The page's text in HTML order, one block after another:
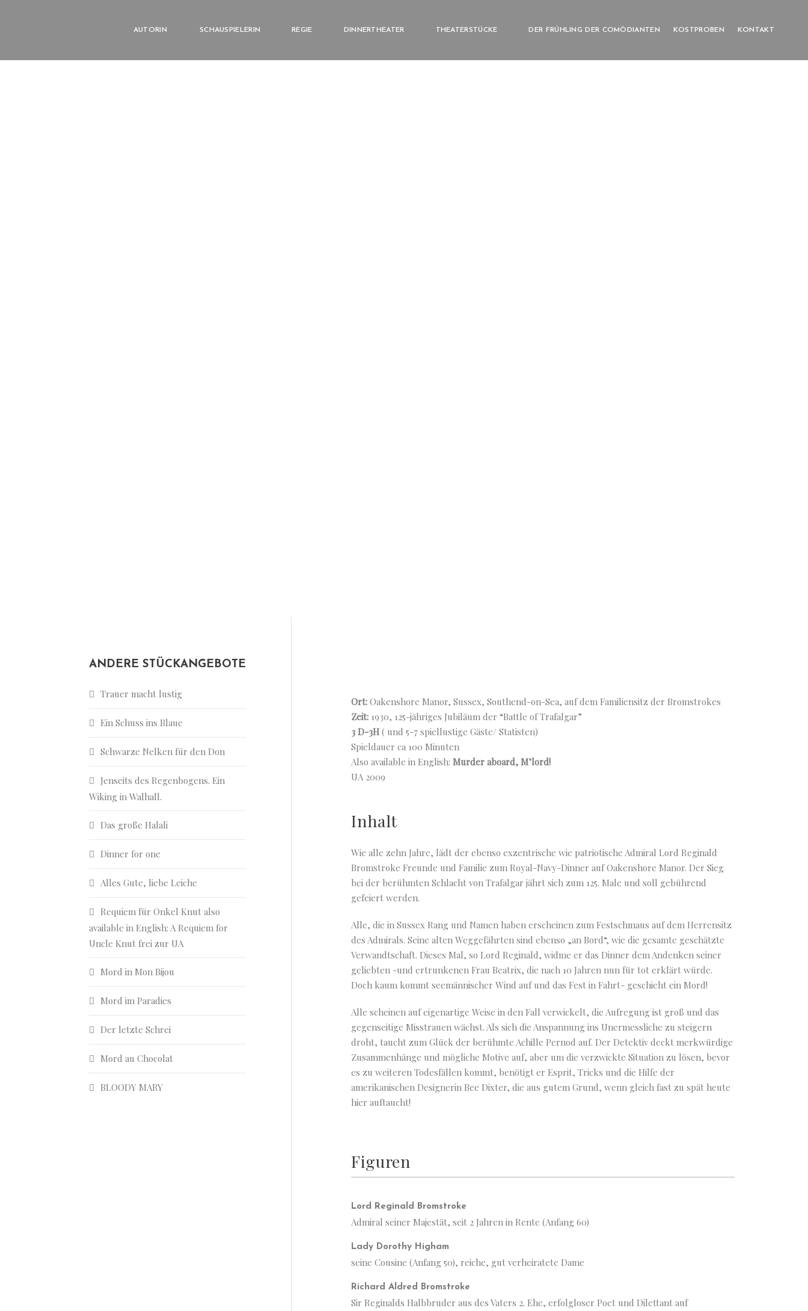
AUTORIN SCHAUSPIELERIN REGIE DINNERTHEATER THEATERSTÜCKE DER FRÜHLING DER COMÖDIANTEN KOSTPROBEN KONTAKT
ANDERE STÜCKANGEBOTE
Trauer macht lustig
Ein Schuss ins Blaue
Schwarze Nelken für den Don
Jenseits des Regenbogens. Ein
Wiking in Walhall.
Das große Halali
Dinner for one
Alles Gute, liebe Leiche
Requiem für Onkel Knut also
available in English: A Requiem for
Uncle Knut frei zur UA
Mord in Mon Bijou
Mord im Paradies
Der letzte Schrei
Mord au Chocolat
BLOODY MARY
Ort:Oakenshore Manor, Sussex, Southend-on-Sea, auf dem Familiensitz der Bromstrokes
Zeit: 1930, 125-jähriges Jubiläum der “Battle of Trafalgar”
3 D-3H ( und 5-7 spiellustige Gäste/ Statisten)
Spieldauer ca 100 Minuten
Also available in English:Murder aboard, M’lord!
UA 2009
Inhalt
Wie alle zehn Jahre, lädt der ebenso exzentrische wie patriotische Admiral Lord Reginald
Bromstroke Freunde und Familie zum Royal-Navy-Dinner auf Oakenshore Manor. Der Sieg
bei der berühmten Schlacht von Trafalgar jährt sich zum 125. Male und soll gebührend
gefeiert werden.
Alle, die in Sussex Rang und Namen haben erscheinen zum Festschmaus auf dem Herrensitz
des Admirals. Seine alten Weggefährten sind ebenso „an Bord“, wie die gesamte geschätzte
Verwandtschaft. Dieses Mal, so Lord Reginald, widme er das Dinner dem Andenken seiner
geliebten -und ertrunkenen Frau Beatrix, die nach 10 Jahren nun für tot erklärt würde.
Doch kaum kommt seemännischer Wind auf und das Fest in Fahrt- geschieht ein Mord!
Alle scheinen auf eigenartige Weise in den Fall verwickelt, die Aufregung ist groß und das
gegenseitige Misstrauen wächst. Als sich die Anspannung ins Unermessliche zu steigern
droht, taucht zum Glück der berühmte Achille Pernod auf. Der Detektiv deckt merkwürdige
Zusammenhänge und mögliche Motive auf, aber um die verzwickte Situation zu lösen, bevor
es zu weiteren Todesfällen kommt, benötigt er Esprit, Tricks und die Hilfe der
amerikanischen Designerin Bee Dixter, die aus gutem Grund, wenn gleich fast zu spät heute
hier auftaucht!
Figuren
Lord Reginald Bromstroke
Admiral seiner Majestät, seit 2 Jahren in Rente (Anfang 60)
Lady Dorothy Higham
seine Cousine (Anfang 50), reiche, gut verheiratete Dame
Richard Aldred Bromstroke
Sir Reginalds Halbbruder aus des Vaters 2. Ehe, erfolgloser Poet und Dilettant auf